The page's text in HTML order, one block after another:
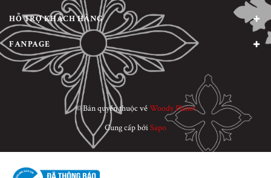
HỖ TRỢ KHÁCH HÀNG
FANPAGE
© Bản quyền thuộc vềWoody Planet
Cung cấp bởiSapo